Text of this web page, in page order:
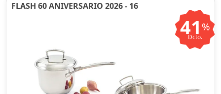
FLASH 60 ANIVERSARIO 2026 - 16
41 %
Dcto.